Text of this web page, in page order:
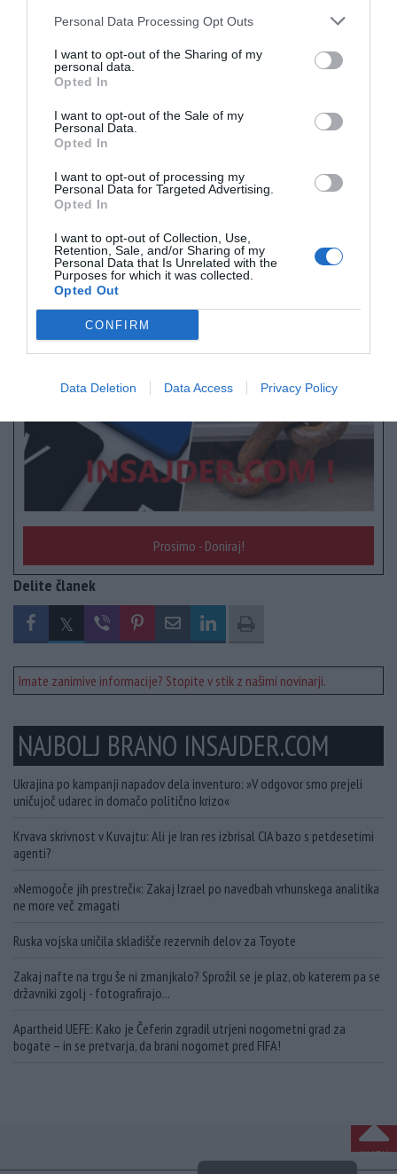
Personal Data Processing Opt Outs
I want to opt-out of the Sharing of my
personal data.
Opted In
I want to opt-out of the Sale of my
Personal Data.
Opted In
I want to opt-out of processing my
Personal Data for Targeted Advertising.
Opted In
I want to opt-out of Collection, Use,
Retention, Sale, and/or Sharing of my
Personal Data that Is Unrelated with the
Purposes for which it was collected.
Opted Out
CONFIRM
Data Deletion Data Access Privacy Policy
so spremembe zakona o zakonski zvezi potrdili
katerem so državljani podprli legalizacijo
istospolnih porok.
V anketi je sodelovalo
80 odstotkov
volilnih
upravičencev, od katerih jih je skoraj 62
odstotkov podprlo istospolne poroke.
Prosimo - Doniraj!
Delite članek
Imate zanimive informacije? Stopite v stik z našimi novinarji.
NAJBOLJ BRANO INSAJDER.COM
Ukrajina po kampanji napadov dela inventuro: »V odgovor smo prejeli
uničujoč udarec in domačo politično krizo«
Krvava skrivnost v Kuvajtu: Ali je Iran res izbrisal CIA bazo s petdesetimi
agenti?
»Nemogoče jih prestreči«: Zakaj Izrael po navedbah vrhunskega analitika
ne more več zmagati
Ruska vojska uničila skladišče rezervnih delov za Toyote
Zakaj nafte na trgu še ni zmanjkalo? Sprožil se je plaz, ob katerem pa se
državniki zgolj - fotografirajo...
Apartheid UEFE: Kako je Čeferin zgradil utrjeni nogometni grad za
bogate – in se pretvarja, da brani nogomet pred FIFA!
NA VRH